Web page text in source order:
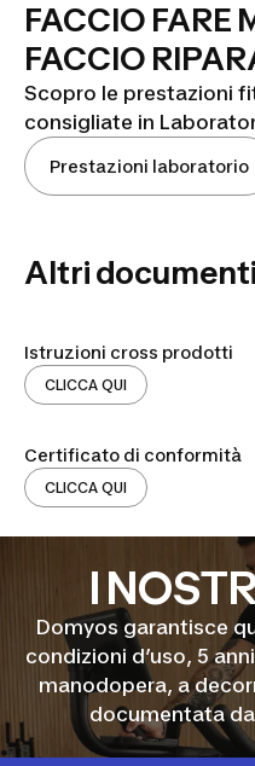
FACCIO FARE
FACCIO
Scopro le prestazioni
consigliate in
Prestazioni laboratorio
Altri documenti
Istruzioni cross prodotti
CLICCA QUI
Certificato di conformità
CLICCA QUI
I
Domyos garantisce
condizioni d’uso, 5
manodopera, a
documentata